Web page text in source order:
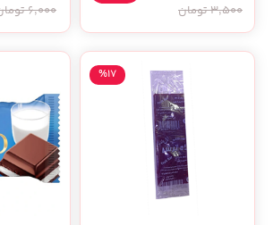
3,500 تومان 6,000 تومان
%17